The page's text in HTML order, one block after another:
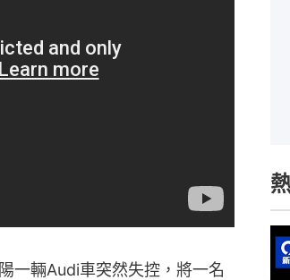
一輛Audi車突然失控，將一名